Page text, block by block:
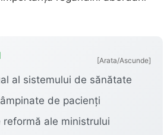
[Arata/Ascunde]
al sistemului de sănătate
de pacienți
reformă ale ministrului